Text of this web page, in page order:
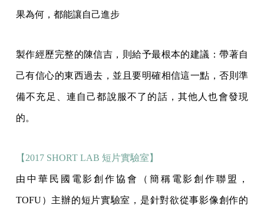
果為何，都能讓自己進步
製作經歷完整的陳信吉，則給予最根本的建議：帶著自
己有信心的東西過去，並且要明確相信這一點，否則準
備不充足、連自己都說服不了的話，其他人也會發現
的。
【2017 SHORT LAB 短片實驗室】
由中華民國電影創作協會（簡稱電影創作聯盟，
TOFU）主辦的短片實驗室，是針對欲從事影像創作的